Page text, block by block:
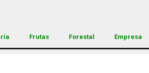
Frutas Forestal Empresa